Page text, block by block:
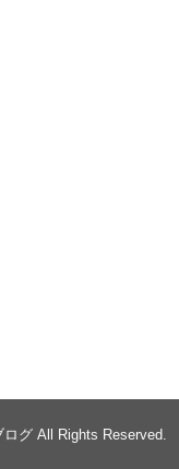
ログ All Rights Reserved.